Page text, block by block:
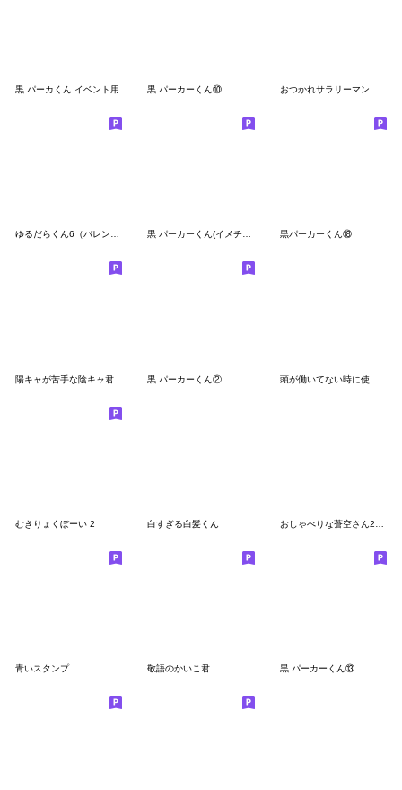
黒 パーカくん イベント用 黒 パーカーくん⑩
ゆるだらくん6（バレンタインデー） 黒 パーカーくん(イメチェンver.)③ 黒パーカーくん⑱
陽キャが苦手な陰キャ君 黒 パーカーくん② 頭が働いてない時に使うスタンプ12
むきりょくぼーい 2 白すぎる白髪くん
青いスタンプ 敬語のかいこ君 黒 パーカーくん⑬